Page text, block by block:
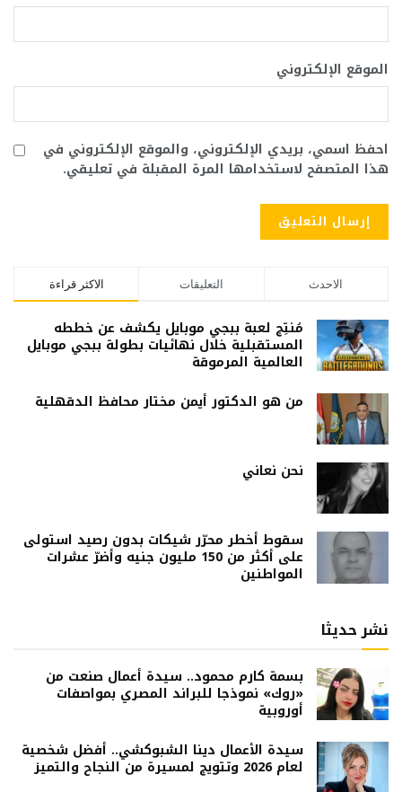
الموقع الإلكتروني
احفظ اسمي، بريدي الإلكتروني، والموقع الإلكتروني في
هذا المتصفح لاستخدامها المرة المقبلة في تعليقي.
الاكثر قراءة التعليقات الاحدث
مُنتِج لعبة ببجي موبايل يكشف عن خططه
المستقبلية خلال نهائيات بطولة ببجي موبايل
العالمية المرموقة
من هو الدكتور أيمن مختار محافظ الدقهلية
نحن نعاني
سقوط أخطر محرّر شيكات بدون رصيد استولى
على أكثر من 150 مليون جنيه وأضرّ عشرات
المواطنين
نشر حديثا
بسمة كارم محمود.. سيدة أعمال صنعت من
«روك» نموذجا للبراند المصري بمواصفات
أوروبية
سيدة الأعمال دينا الشبوكشي.. أفضل شخصية
لعام 2026 وتتويج لمسيرة من النجاح والتميز